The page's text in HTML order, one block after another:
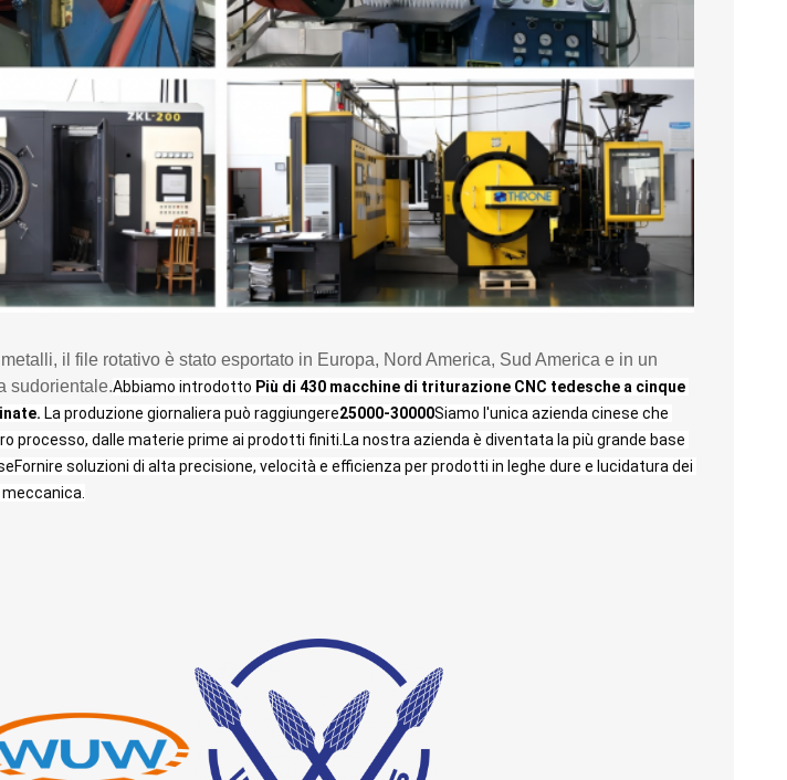
il file rotativo è stato esportato in Europa, Nord America, Sud America e in un
sudorientale.Abbiamo introdotto Più di 430 macchine di triturazione CNC tedesche a cinque
La produzione giornaliera può raggiungere25000-30000Siamo l'unica azienda cinese che
processo, dalle materie prime ai prodotti finiti.La nostra azienda è diventata la più grande base
soluzioni di alta precisione, velocità e efficienza per prodotti in leghe dure e lucidatura dei